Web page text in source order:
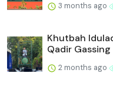
3 months ago
Khutbah
Qadir Gassing
2 months ago